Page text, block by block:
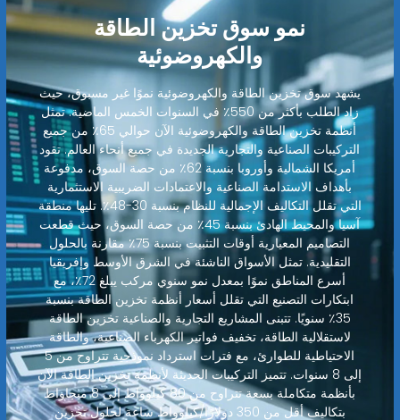
نمو سوق تخزين الطاقة
والكهروضوئية
يشهد سوق تخزين الطاقة والكهروضوئية نموًا غير مسبوق، حيث
زاد الطلب بأكثر من 550٪ في السنوات الخمس الماضية. تمثل
أنظمة تخزين الطاقة والكهروضوئية الآن حوالي 65٪ من جميع
التركيبات الصناعية والتجارية الجديدة في جميع أنحاء العالم. تقود
أمريكا الشمالية وأوروبا بنسبة 62٪ من حصة السوق، مدفوعة
بأهداف الاستدامة الصناعية والاعتمادات الضريبية الاستثمارية
التي تقلل التكاليف الإجمالية للنظام بنسبة 30-48٪. تليها منطقة
آسيا والمحيط الهادئ بنسبة 45٪ من حصة السوق، حيث قطعت
التصاميم المعيارية أوقات التثبيت بنسبة 75٪ مقارنة بالحلول
التقليدية. تمثل الأسواق الناشئة في الشرق الأوسط وإفريقيا
أسرع المناطق نموًا بمعدل نمو سنوي مركب يبلغ 72٪، مع
ابتكارات التصنيع التي تقلل أسعار أنظمة تخزين الطاقة بنسبة
35٪ سنويًا. تتبنى المشاريع التجارية والصناعية تخزين الطاقة
لاستقلالية الطاقة، تخفيف فواتير الكهرباء الصناعية، والطاقة
الاحتياطية للطوارئ، مع فترات استرداد نموذجية تتراوح من 5
إلى 8 سنوات. تتميز التركيبات الحديثة لأنظمة تخزين الطاقة الآن
بأنظمة متكاملة بسعة تتراوح من 80 كيلوواط إلى 8 ميجاواط
بتكاليف أقل من 350 دولارًا/كيلوواط ساعة لحلول تخزين